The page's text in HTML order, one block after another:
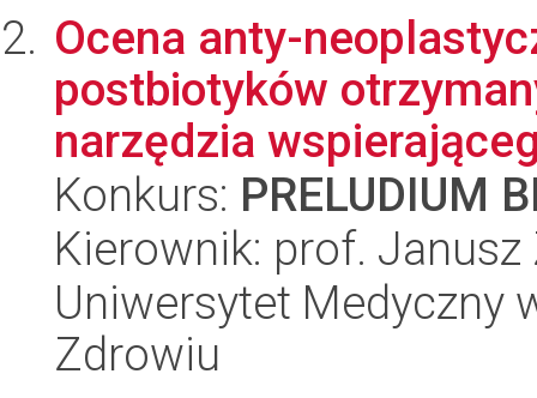
Ocena anty-
postbiotyków
narzędzia
Konkurs: PRELUDIUM
Kierownik: prof.
Uniwersytet Medyczny
Zdrowiu